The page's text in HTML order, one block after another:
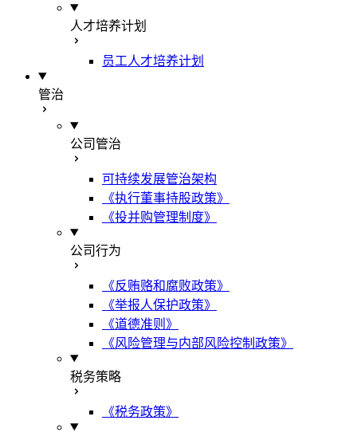
人才培养计划
员工人才培养计划
管治
公司管治
可持续发展管治架构
《执行董事持股政策》
《投并购管理制度》
公司行为
《反贿赂和腐败政策》
《举报人保护政策》
《道德准则》
《风险管理与内部风险控制政策》
税务策略
《税务政策》